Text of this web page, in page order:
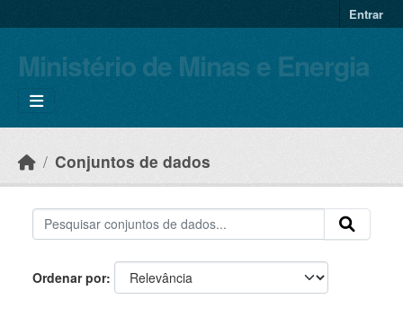
Entrar
Ministério de Minas e Energia
Conjuntos de dados
Ordenar por